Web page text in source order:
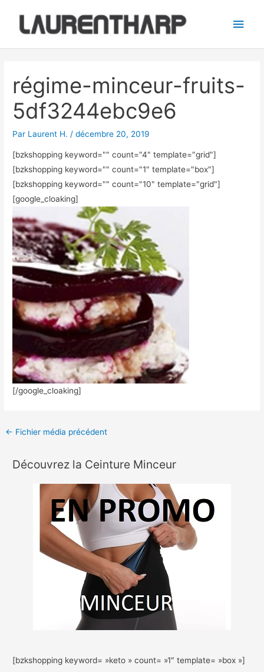
contenu
régime-minceur-fruits-
5df3244ebc9e6
Par Laurent H. /décembre 20, 2019
[bzkshopping keyword="" count="4" template="grid"]
[bzkshopping keyword="" count="1" template="box"]
[bzkshopping keyword="" count="10" template="grid"]
[google_cloaking]
[/google_cloaking]
articles
← Fichier média précédent
Découvrez la Ceinture Minceur
[bzkshopping keyword= »keto » count= »1″ template= »box »]